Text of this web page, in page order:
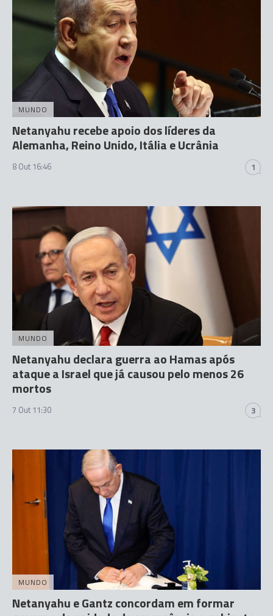
MUNDO
Netanyahu recebe apoio dos líderes da
Alemanha, Reino Unido, Itália e Ucrânia
8 Out 16:46 1
MUNDO
Netanyahu declara guerra ao Hamas após
ataque a Israel que já causou pelo menos 26
mortos
7 Out 11:30 3
MUNDO
Netanyahu e Gantz concordam em formar